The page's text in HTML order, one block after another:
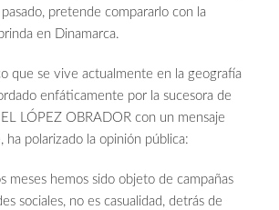
pretende compararlo con la
en Dinamarca.
que se vive actualmente en la geografía
enfáticamente por la sucesora de
LÓPEZ OBRADOR con un mensaje
ha polarizado la opinión pública:
meses hemos sido objeto de campañas
sociales, no es casualidad, detrás de